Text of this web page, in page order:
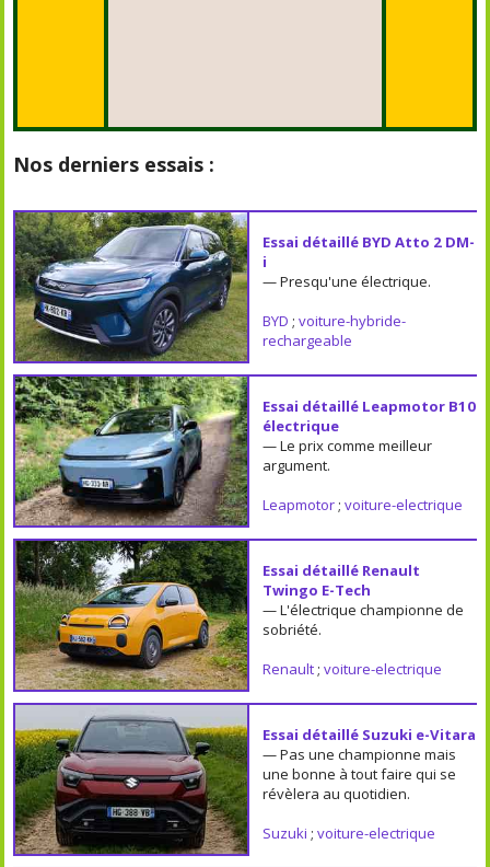
Nos derniers essais :
Essai détaillé BYD Atto 2 DM-
i
— Presqu'une électrique.
BYD ; voiture-hybride-
rechargeable
Essai détaillé Leapmotor B10
électrique
— Le prix comme meilleur
argument.
Leapmotor; voiture-electrique
Essai détaillé Renault
Twingo E-Tech
— L'électrique championne de
sobriété.
Renault; voiture-electrique
Essai détaillé Suzuki e-Vitara
— Pas une championne mais
une bonne à tout faire qui se
révèlera au quotidien.
Suzuki ; voiture-electrique